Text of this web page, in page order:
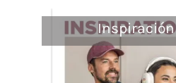
Inspiración